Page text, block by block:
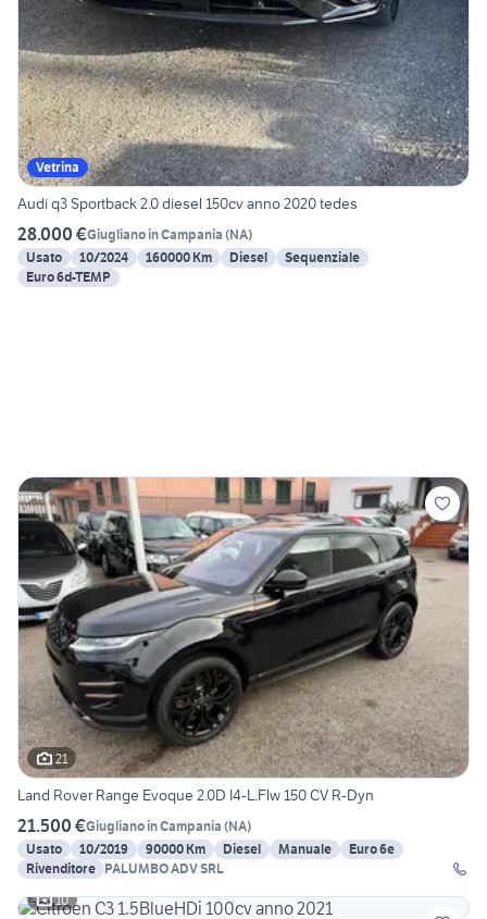
Vetrina
Audi q3 Sportback 2.0 diesel 150cv anno 2020 tedes
28.000 €Giugliano in Campania (NA)
Usato
10/2024 160000 Km Diesel
Sequenziale
Euro 6d-TEMP
21
Land Rover Range Evoque 2.0D I4-L.Flw 150 CV R-Dyn
21.500 €Giugliano in Campania (NA)
Usato
10/2019 90000 Km Diesel Manuale
Euro 6e
Rivenditore PALUMBO ADV SRL
10